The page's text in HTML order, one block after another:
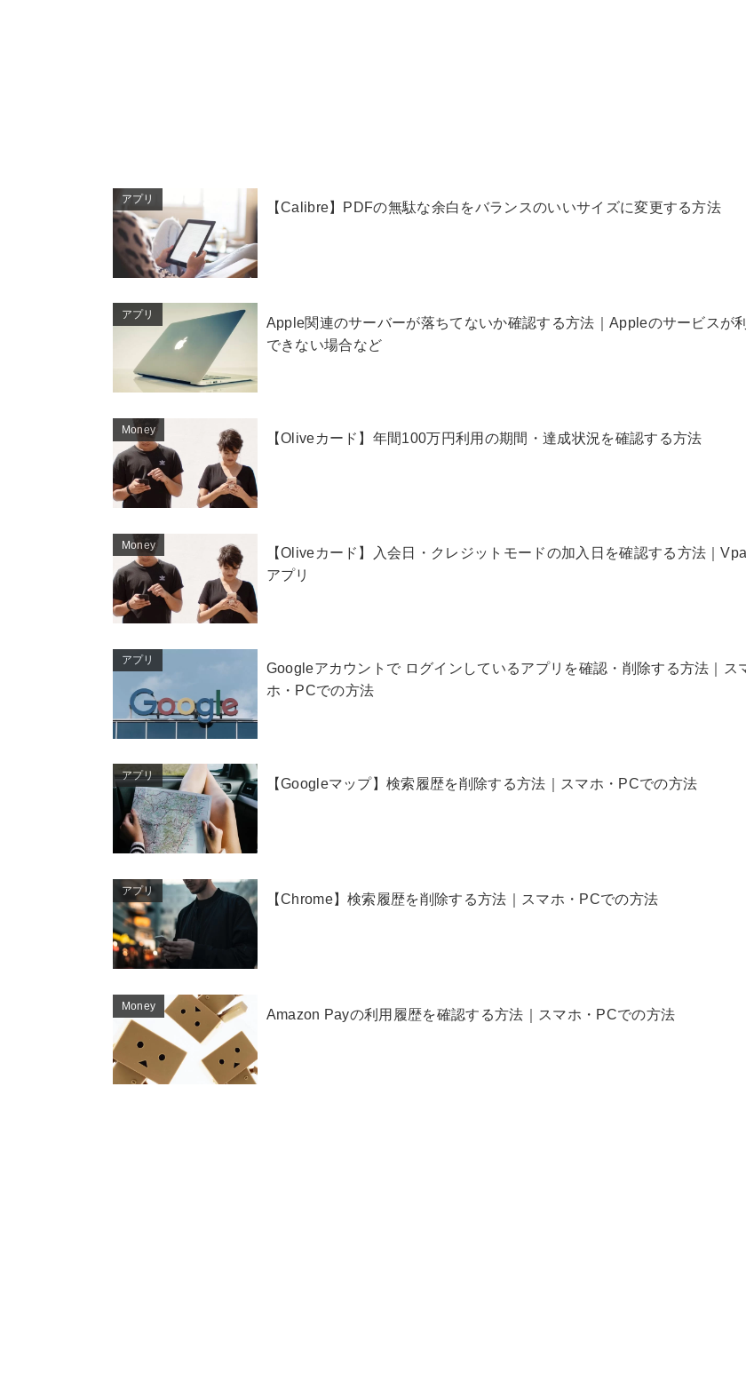
アプリ
【Calibre】PDFの無駄な余白をバランスのいいサイズに変更する方法
アプリ
Apple関連のサーバーが落ちてないか確認する方法｜Appleのサービスが
できない場合など
Money
【Oliveカード】年間100万円利用の期間・達成状況を確認する方法
Money
【Oliveカード】入会日・クレジットモードの加入日を確認する方法｜
アプリ
アプリ
Googleアカウントで ログインしているアプリを確認・削除する方法｜ス
ホ・PCでの方法
アプリ
【Googleマップ】検索履歴を削除する方法｜スマホ・PCでの方法
アプリ
【Chrome】検索履歴を削除する方法｜スマホ・PCでの方法
Money
Amazon Payの利用履歴を確認する方法｜スマホ・PCでの方法